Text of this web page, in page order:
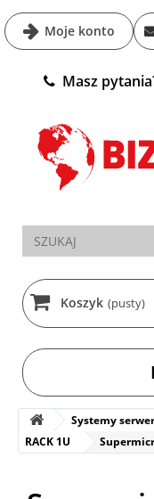
Moje konto
Masz
Koszyk (pusty)
Systemy
RACK 1U